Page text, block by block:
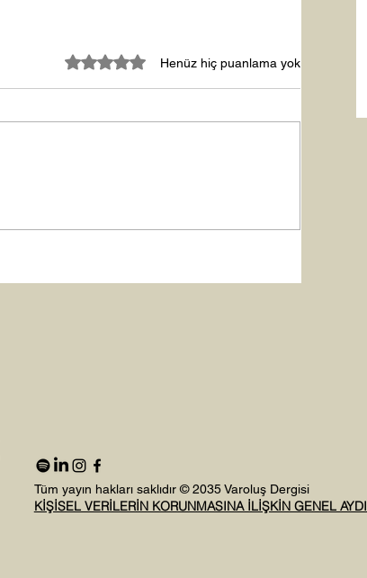
5 üzerinden 0 yıldızHenüz hiç puanlama yok
Tüm yayın hakları saklıdır © 2035 Varoluş Dergisi
KİŞİSEL VERİLERİN KORUNMASINA İLİŞKİN GENEL